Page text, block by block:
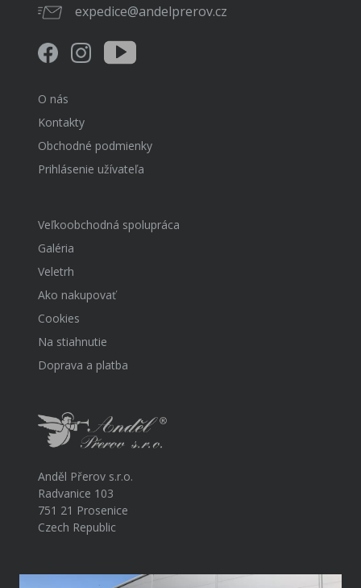
expedice@andelprerov.cz
O nás
Kontakty
Obchodné podmienky
Prihlásenie užívateľa
Veľkoobchodná spolupráca
Galéria
Veletrh
Ako nakupovať
Cookies
Na stiahnutie
Doprava a platba
Anděl Přerov s.r.o.
Radvanice 103
751 21 Prosenice
Czech Republic